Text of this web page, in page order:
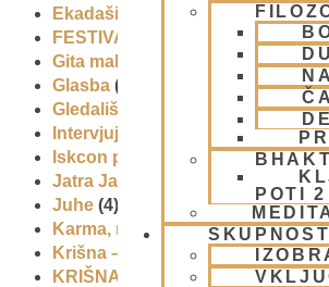
POTI 2
SKUPNOST
Ekadaši
FESTIVALI
Gita mahatmja
Glasba (2)
Gledališke igre
Intervjuji
Iskcon po svetu
(2)
Jatra Javornik 2008
(1)
Juhe (4)
Karma, reinkarnacija in bhakti(8)
Krišna – vrhovna božanska
KRIŠNA BAZAR
(1)